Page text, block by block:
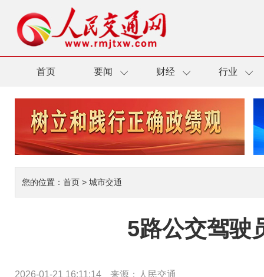
首页 要闻 财经 行业
您的位置： 首页 > 城市交通
5路公交驾驶
2026-01-21 16:11:14 来源： 人民交通